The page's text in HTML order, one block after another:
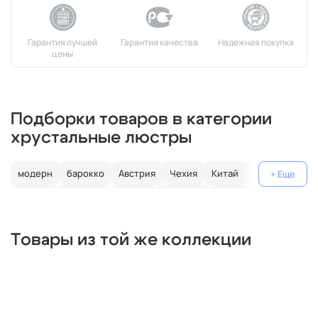
Подборки товаров в категории
хрустальные люстры
модерн барокко Австрия Чехия Китай
Германия
круглые
классические светодиодные
кольцо
Товары из той же коллекции